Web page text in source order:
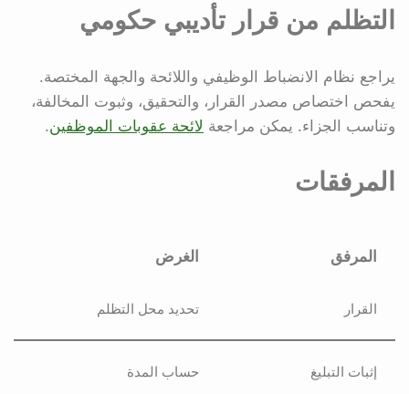
التظلم من قرار تأديبي حكومي
يراجع نظام الانضباط الوظيفي واللائحة والجهة المختصة.
يفحص اختصاص مصدر القرار، والتحقيق، وثبوت المخالفة،
وتناسب الجزاء. يمكن مراجعة لائحة عقوبات الموظفين.
المرفقات
المرفق الغرض
القرار تحديد محل التظلم
إثبات التبليغ حساب المدة